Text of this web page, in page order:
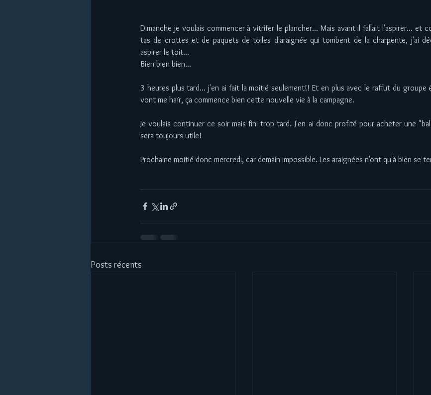
Dimanche je voulais commencer à vitrifer le plancher... Mais avant il fallait l'aspirer... et
tas de crottes et de paquets de toiles d'araignée qui tombent de la charpente, j'ai
aspirer le toit...
Bien bien bien...
3 heures plus tard... j'en ai fait la moitié seulement!! Et en plus avec le raffut du groupe
vont me haïr, ça commence bien cette nouvelle vie à la campagne.
Je voulais continuer ce soir mais fini trop tard. J'en ai donc profité pour acheter une
sera toujours utile!
Prochaine moitié donc mercredi, car demain impossible. Les araignées n'ont qu'à bien se
Posts récents